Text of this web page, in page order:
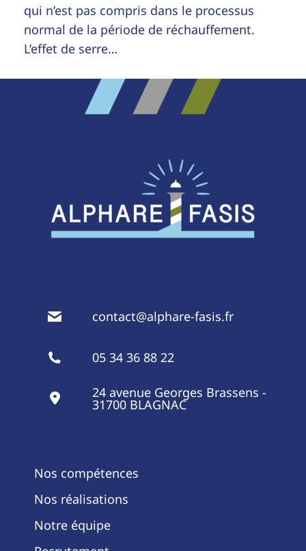
qui n’est pas compris dans le processus
normal de la période de réchauffement.
L’effet de serre…
contact@alphare-fasis.fr
05 34 36 88 22
24 avenue Georges Brassens -
31700 BLAGNAC
Nos compétences
Nos réalisations
Notre équipe